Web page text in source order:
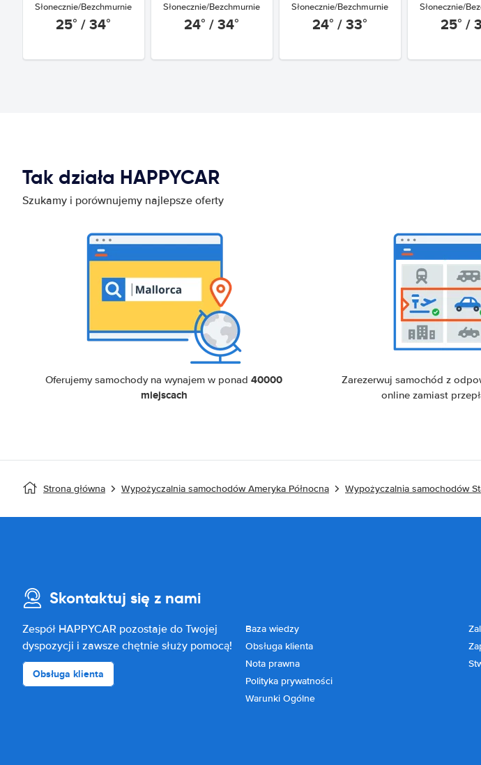
Słonecznie/Bezchmurnie
25° / 34°
Słonecznie/Bezchmurnie
24° / 34°
Słonecznie/Bezchmurnie
24° / 33°
Słonecznie/
25° /
Tak działa HAPPYCAR
Szukamy i porównujemy najlepsze oferty
Oferujemy samochody na wynajem w ponad40000
miejscach
Zarezerwuj samochód z
online zamiast
Strona główna Wypożyczalnia samochodów Ameryka Północna Wypożyczalnia samochodów
Skontaktuj się z nami
Zespół HAPPYCAR pozostaje do Twojej
dyspozycji i zawsze chętnie służy pomocą!
Obsługa klienta
Baza wiedzy
Obsługa klienta
Nota prawna
Polityka prywatności
Warunki Ogólne